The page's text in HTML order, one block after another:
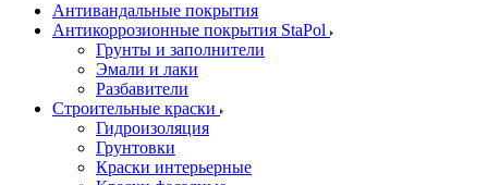
Антивандальные покрытия
Антикоррозионные покрытия StaPol
Грунты и заполнители
Эмали и лаки
Разбавители
Строительные краски
Гидроизоляция
Грунтовки
Краски интерьерные